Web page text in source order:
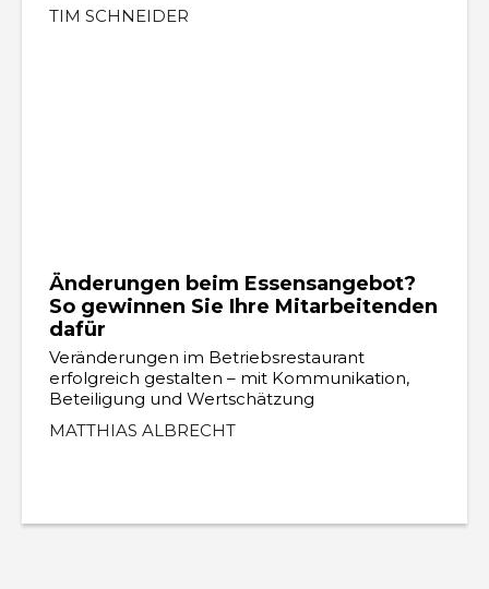
TIM SCHNEIDER
Änderungen beim Essensangebot?
So gewinnen Sie Ihre Mitarbeitenden
dafür
Veränderungen im Betriebsrestaurant
erfolgreich gestalten – mit Kommunikation,
Beteiligung und Wertschätzung
MATTHIAS ALBRECHT